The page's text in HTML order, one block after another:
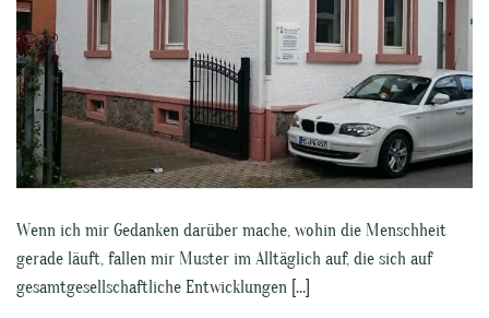
Wenn ich mir Gedanken darüber mache, wohin die Menschheit
gerade läuft, fallen mir Muster im Alltäglich auf, die sich auf
gesamtgesellschaftliche Entwicklungen […]